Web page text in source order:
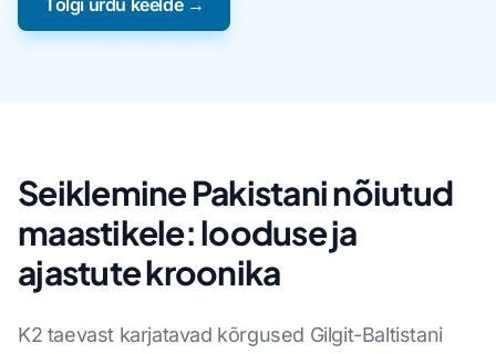
Tõlgi urdu keelde →
Seiklemine Pakistani nõiutud
maastikele: looduse ja
ajastute kroonika
K2 taevast karjatavad kõrgused Gilgit-Baltistani